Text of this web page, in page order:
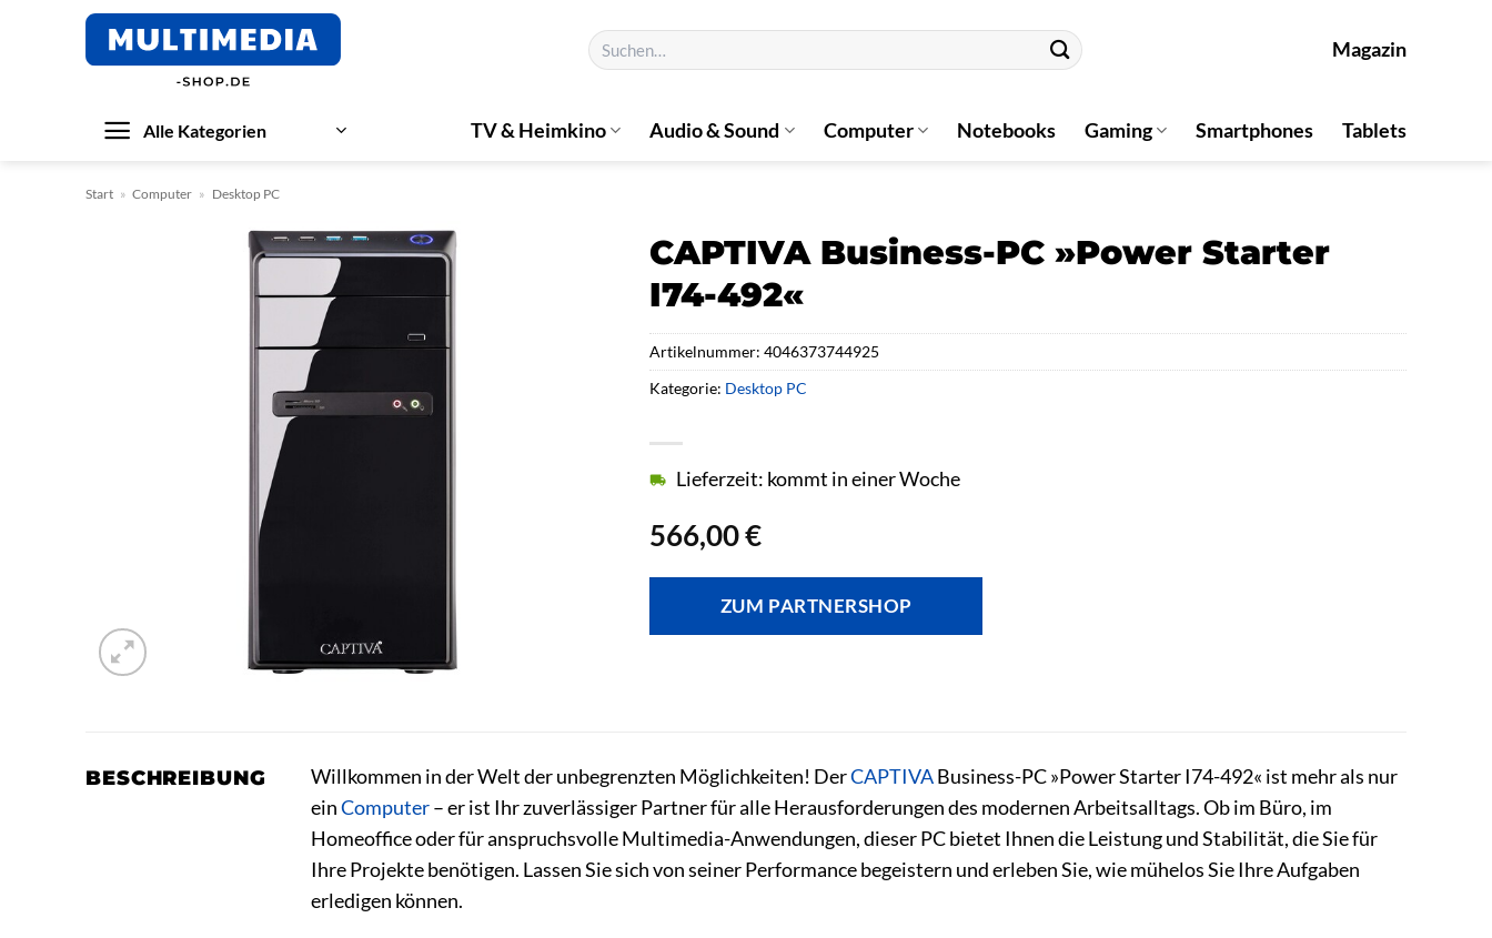
Suchen
nach:
Magazin
Alle Kategorien TV & Heimkino Audio & Sound Computer Notebooks Gaming Smartphones Tablets
Start » Computer » Desktop PC
CAPTIVA Business-PC »Power Starter
I74-492«
566,00€
Lieferzeit: kommt in einer Woche
ZUM PARTNERSHOP
Artikelnummer:4046373744925
Kategorie: Desktop PC
BESCHREIBUNG Willkommen in der Welt der unbegrenzten Möglichkeiten! DerCAPTIVABusiness-PC »Power Starter I74-492« ist mehr als nur
einComputer– er ist Ihr zuverlässiger Partner für alle Herausforderungen des modernen Arbeitsalltags. Ob im Büro, im
Homeoffice oder für anspruchsvolle Multimedia-Anwendungen, dieser PC bietet Ihnen die Leistung und Stabilität, die Sie für
Ihre Projekte benötigen. Lassen Sie sich von seiner Performance begeistern und erleben Sie, wie mühelos Sie Ihre Aufgaben
erledigen können.